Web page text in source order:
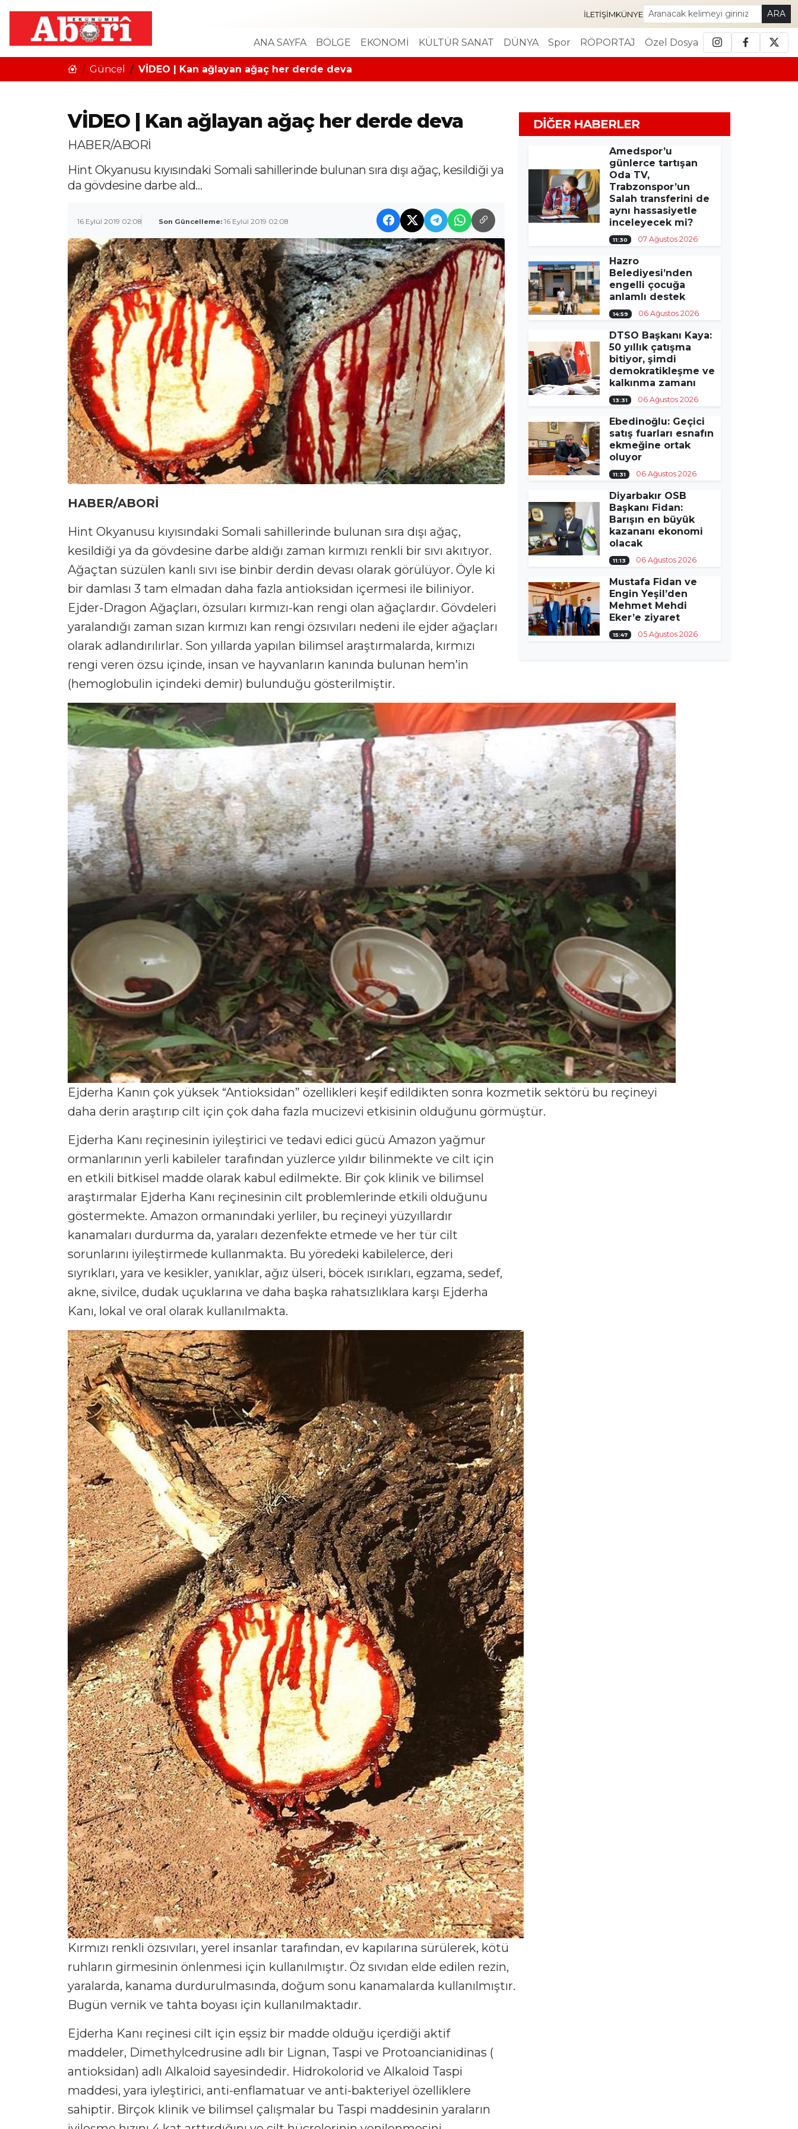
İLETIŞIMKÜNYE ARA
ANA SAYFA BÖLGE EKONOMİ KÜLTÜR SANAT DÜNYA Spor RÖPORTAJ Özel Dosya
Güncel VİDEO | Kan ağlayan ağaç her derde deva
VİDEO | Kan ağlayan ağaç her derde deva
HABER/ABORİ
Hint Okyanusu kıyısındaki Somali sahillerinde bulunan sıra dışı ağaç, kesildiği ya
da gövdesine darbe ald…
16 Eylül 2019 02:08 Son Güncelleme: 16 Eylül 2019 02:08
HABER/ABORİ
Hint Okyanusu kıyısındaki Somali sahillerinde bulunan sıra dışı ağaç,
kesildiği ya da gövdesine darbe aldığı zaman kırmızı renkli bir sıvı akıtıyor.
Ağaçtan süzülen kanlı sıvı ise binbir derdin devası olarak görülüyor. Öyle ki
bir damlası 3 tam elmadan daha fazla antioksidan içermesi ile biliniyor.
Ejder-Dragon Ağaçları, özsuları kırmızı-kan rengi olan ağaçlardır. Gövdeleri
yaralandığı zaman sızan kırmızı kan rengi özsıvıları nedeni ile ejder ağaçları
olarak adlandırılırlar. Son yıllarda yapılan bilimsel araştırmalarda, kırmızı
rengi veren özsu içinde, insan ve hayvanların kanında bulunan hem’in
(hemoglobulin içindeki demir) bulunduğu gösterilmiştir.
Ejderha Kanın çok yüksek “Antioksidan” özellikleri keşif edildikten sonra kozmetik sektörü bu reçineyi
daha derin araştırıp cilt için çok daha fazla mucizevi etkisinin olduğunu görmüştür.
Ejderha Kanı reçinesinin iyileştirici ve tedavi edici gücü Amazon yağmur
ormanlarının yerli kabileler tarafından yüzlerce yıldır bilinmekte ve cilt için
en etkili bitkisel madde olarak kabul edilmekte. Bir çok klinik ve bilimsel
araştırmalar Ejderha Kanı reçinesinin cilt problemlerinde etkili olduğunu
göstermekte. Amazon ormanındaki yerliler, bu reçineyi yüzyıllardır
kanamaları durdurma da, yaraları dezenfekte etmede ve her tür cilt
sorunlarını iyileştirmede kullanmakta. Bu yöredeki kabilelerce, deri
sıyrıkları, yara ve kesikler, yanıklar, ağız ülseri, böcek ısırıkları, egzama, sedef,
akne, sivilce, dudak uçuklarına ve daha başka rahatsızlıklara karşı Ejderha
Kanı, lokal ve oral olarak kullanılmakta.
Kırmızı renkli özsıvıları, yerel insanlar tarafından, ev kapılarına sürülerek, kötü
ruhların girmesinin önlenmesi için kullanılmıştır. Öz sıvıdan elde edilen rezin,
yaralarda, kanama durdurulmasında, doğum sonu kanamalarda kullanılmıştır.
Bugün vernik ve tahta boyası için kullanılmaktadır.
Ejderha Kanı reçinesi cilt için eşsiz bir madde olduğu içerdiği aktif
maddeler, Dimethylcedrusine adlı bir Lignan, Taspi ve Protoancianidinas (
antioksidan) adlı Alkaloid sayesindedir. Hidrokolorid ve Alkaloid Taspi
maddesi, yara iyleştirici, anti-enflamatuar ve anti-bakteriyel özelliklere
sahiptir. Birçok klinik ve bilimsel çalışmalar bu Taspi maddesinin yaraların
DIĞER HABERLER
Amedspor’u
günlerce tartışan
Oda TV,
Trabzonspor’un
Salah transferini de
aynı hassasiyetle
inceleyecek mi?
11:30 07 Ağustos 2026
Hazro
Belediyesi’nden
engelli çocuğa
anlamlı destek
14:59 06 Ağustos 2026
DTSO Başkanı Kaya:
50 yıllık çatışma
bitiyor, şimdi
demokratikleşme ve
kalkınma zamanı
13:31 06 Ağustos 2026
Ebedinoğlu: Geçici
satış fuarları esnafın
ekmeğine ortak
oluyor
11:31 06 Ağustos 2026
Diyarbakır OSB
Başkanı Fidan:
Barışın en büyük
kazananı ekonomi
olacak
11:13 06 Ağustos 2026
Mustafa Fidan ve
Engin Yeşil’den
Mehmet Mehdi
Eker’e ziyaret
15:47 05 Ağustos 2026